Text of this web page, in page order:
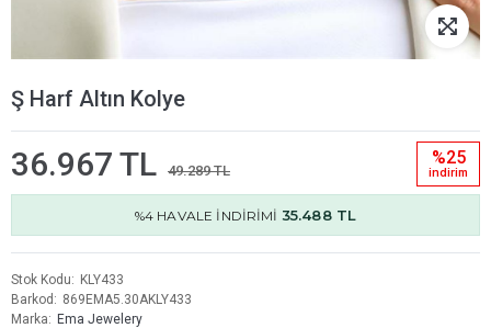
Ş Harf Altın Kolye
36.967 TL 49.289 TL
%25
i̇ndi̇ri̇m
%4 HAVALE İNDİRİMİ 35.488 TL
Stok Kodu
KLY433
Barkod
869EMA5.30AKLY433
Marka
Ema Jewelery